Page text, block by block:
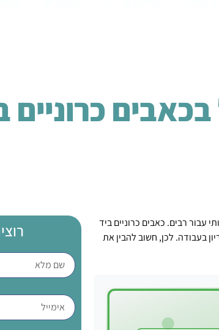
כרוניים
עבור רבים. כאבים כרוניים ביד
בעבודה. לכן, חשוב להבין את